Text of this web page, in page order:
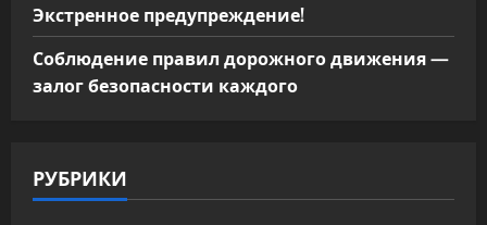
Экстренное предупреждение!
Соблюдение правил дорожного движения —
залог безопасности каждого
РУБРИКИ